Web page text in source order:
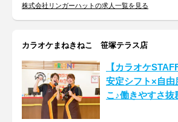
株式会社リンガーハットの求人一覧を見る
カラオケまねきねこ 笹塚テラス店
【カラオケ
安定シフト×自由
こ♪働きやすさ